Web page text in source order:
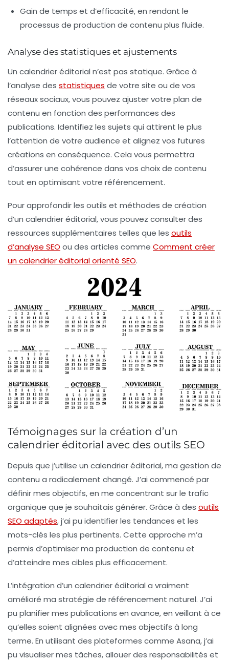
Gain de temps et d’efficacité, en rendant le
processus de production de contenu plus fluide.
Analyse des statistiques et ajustements
Un calendrier éditorial n’est pas statique. Grâce à
l’analyse des statistiques de votre site ou de vos
réseaux sociaux, vous pouvez ajuster votre plan de
contenu en fonction des performances des
publications. Identifiez les sujets qui attirent le plus
l’attention de votre audience et alignez vos futures
créations en conséquence. Cela vous permettra
d’assurer une cohérence dans vos choix de contenu
tout en optimisant votre référencement.
Pour approfondir les outils et méthodes de création
d’un calendrier éditorial, vous pouvez consulter des
ressources supplémentaires telles que les outils
d’analyse SEO ou des articles comme Comment créer
un calendrier éditorial orienté SEO.
Témoignages sur la création d’un
calendrier éditorial avec des outils SEO
Depuis que j’utilise un calendrier éditorial, ma gestion de
contenu a radicalement changé. J’ai commencé par
définir mes objectifs, en me concentrant sur le trafic
organique que je souhaitais générer. Grâce à des outils
SEO adaptés, j’ai pu identifier les tendances et les
mots-clés les plus pertinents. Cette approche m’a
permis d’optimiser ma production de contenu et
d’atteindre mes cibles plus efficacement.
L’intégration d’un calendrier éditorial a vraiment
amélioré ma stratégie de référencement naturel. J’ai
pu planifier mes publications en avance, en veillant à ce
qu’elles soient alignées avec mes objectifs à long
terme. En utilisant des plateformes comme Asana, j’ai
pu visualiser mes tâches, allouer des responsabilités et